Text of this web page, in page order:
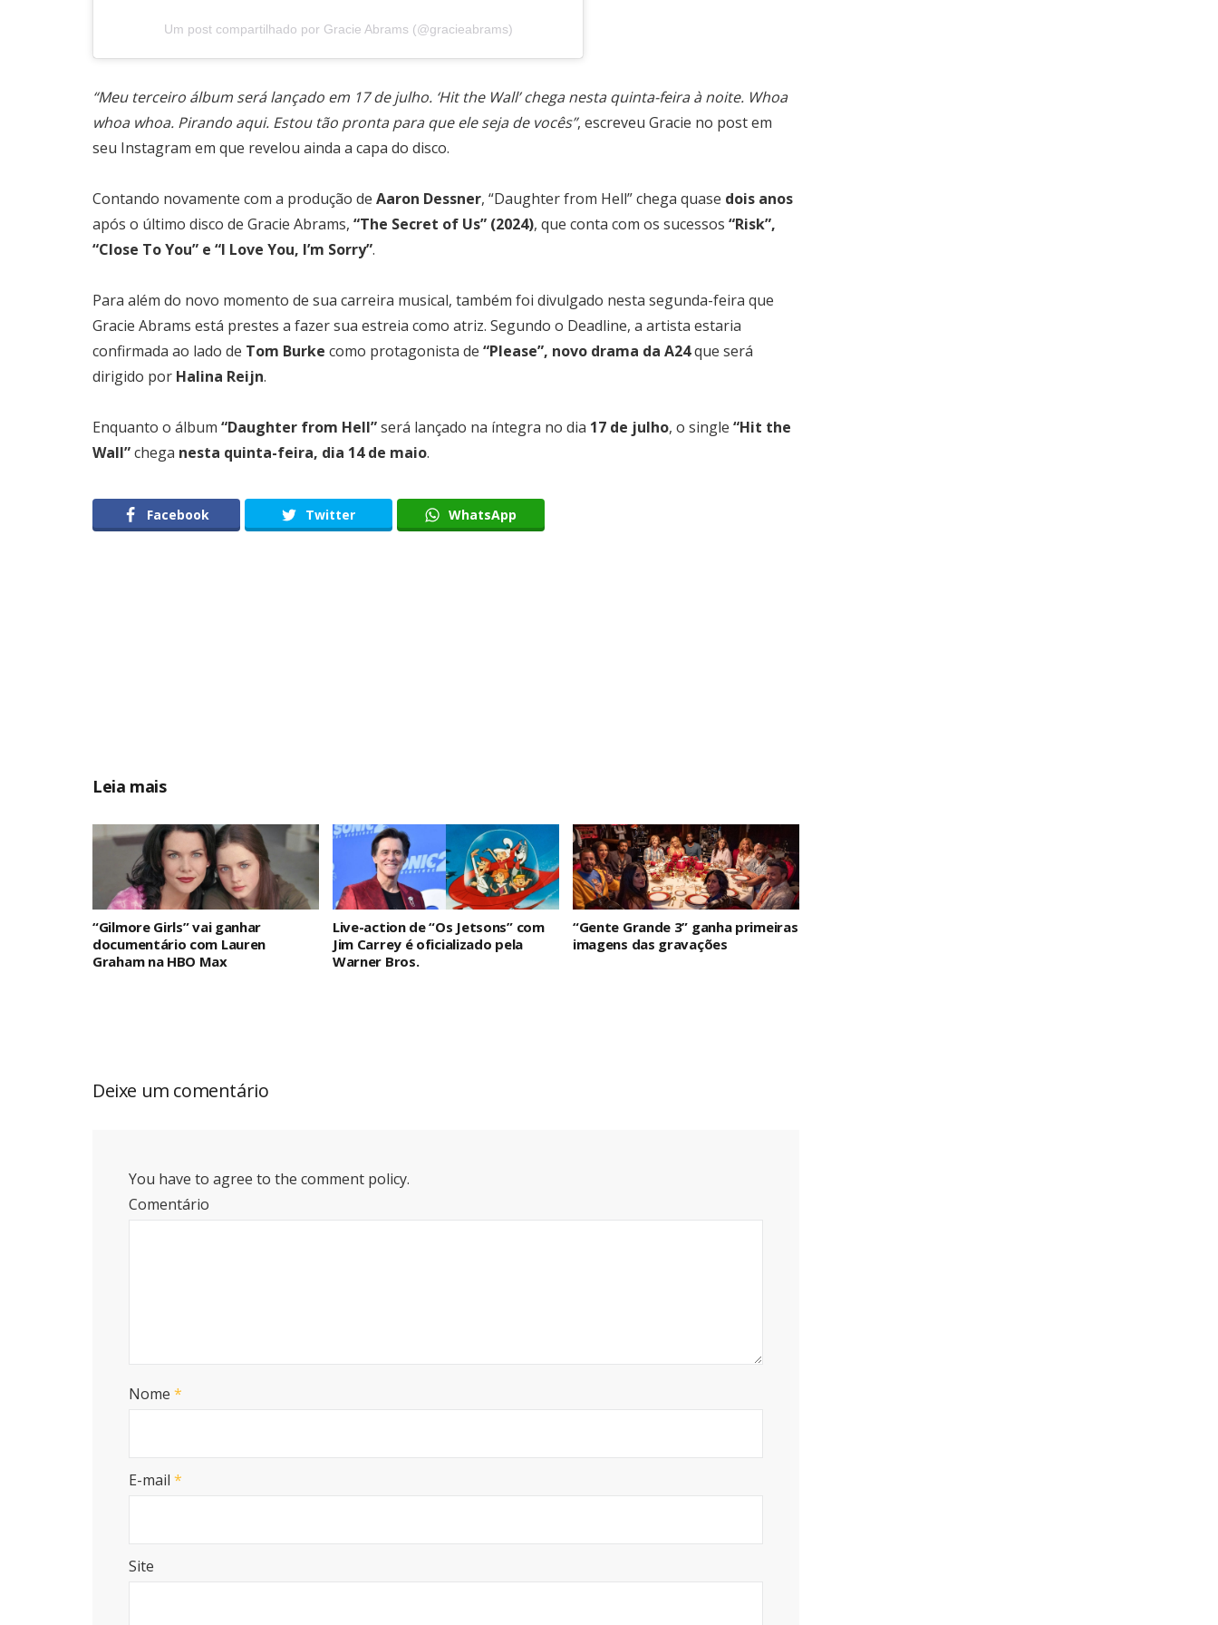
Um post compartilhado por Gracie Abrams (@gracieabrams)
“Meu terceiro álbum será lançado em 17 de julho. ‘Hit the Wall’ chega nesta quinta-feira à noite. Whoa
whoa whoa. Pirando aqui. Estou tão pronta para que ele seja de vocês”, escreveu Gracie no post em
seu Instagram em que revelou ainda a capa do disco.
Contando novamente com a produção de Aaron Dessner, “Daughter from Hell” chega quase dois anos
após o último disco de Gracie Abrams, “The Secret of Us” (2024), que conta com os sucessos “Risk”,
“Close To You” e “I Love You, I’m Sorry”.
Para além do novo momento de sua carreira musical, também foi divulgado nesta segunda-feira que
Gracie Abrams está prestes a fazer sua estreia como atriz. Segundo o Deadline, a artista estaria
confirmada ao lado de Tom Burke como protagonista de “Please”, novo drama da A24que será
dirigido por Halina Reijn.
Enquanto o álbum “Daughter from Hell”será lançado na íntegra no dia 17 de julho, o single “Hit the
Wall”chega nesta quinta-feira, dia 14 de maio.
Facebook Twitter WhatsApp
Leia mais
“Gilmore Girls” vai ganhar
documentário com Lauren
Graham na HBO Max
Live-action de “Os Jetsons” com
Jim Carrey é oficializado pela
Warner Bros.
“Gente Grande 3” ganha primeiras
imagens das gravações
Deixe um comentário
You have to agree to the comment policy.
Comentário
Nome *
E-mail *
Site
Editor Picks